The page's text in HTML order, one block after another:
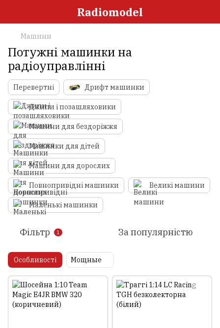
Radiomodel
Машини
Потужні машинки на
радіоуправлінні
Перевертні Дрифт машинки
Джипи і позашляховики
Машини для бездоріжжя
Машинки для дітей
Машини для дорослих
Повнопривідні машинки Великі машини
Маленькі машинки
Фільтр 1 За популярністю
Особливості Мощные